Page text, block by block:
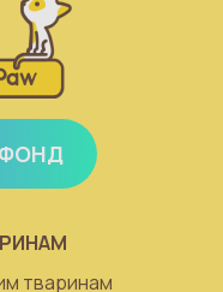
тваринам